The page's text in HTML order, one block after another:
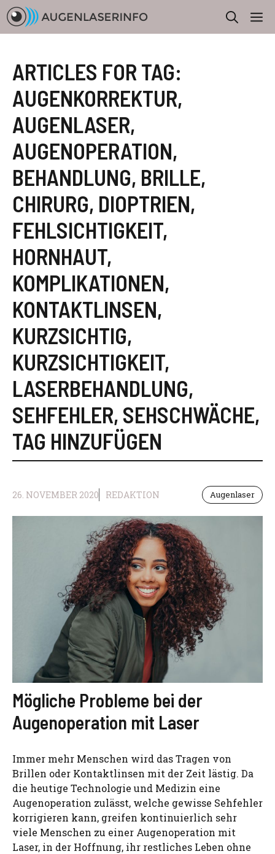
Zum
Inhalt
springen
ARTICLES FOR TAG:
AUGENKORREKTUR,
AUGENLASER,
AUGENOPERATION,
BEHANDLUNG, BRILLE,
CHIRURG, DIOPTRIEN,
FEHLSICHTIGKEIT,
HORNHAUT,
KOMPLIKATIONEN,
KONTAKTLINSEN,
KURZSICHTIG,
KURZSICHTIGKEIT,
LASERBEHANDLUNG,
SEHFEHLER, SEHSCHWÄCHE,
TAG HINZUFÜGEN
26. NOVEMBER 2020 REDAKTION Augenlaser
Mögliche Probleme bei der
Augenoperation mit Laser
Immer mehr Menschen wird das Tragen von
Brillen oder Kontaktlinsen mit der Zeit lästig. Da
die heutige Technologie und Medizin eine
Augenoperation zulässt, welche gewisse Sehfehler
korrigieren kann, greifen kontinuierlich sehr
viele Menschen zu einer Augenoperation mit
Laser, in der Hoffnung, ihr restliches Leben ohne